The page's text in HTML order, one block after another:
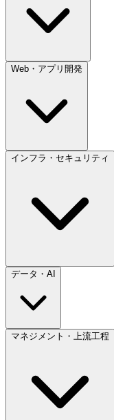
Web・アプリ開発
インフラ・セキュリティ
データ・AI
マネジメント・上流工程